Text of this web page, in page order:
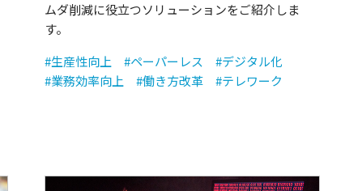
ムダ削減に役立つソリューションをご紹介しま
す。
#生産性向上
#ペーパーレス
#デジタル化
#業務効率向上
#働き方改革 #テレワーク